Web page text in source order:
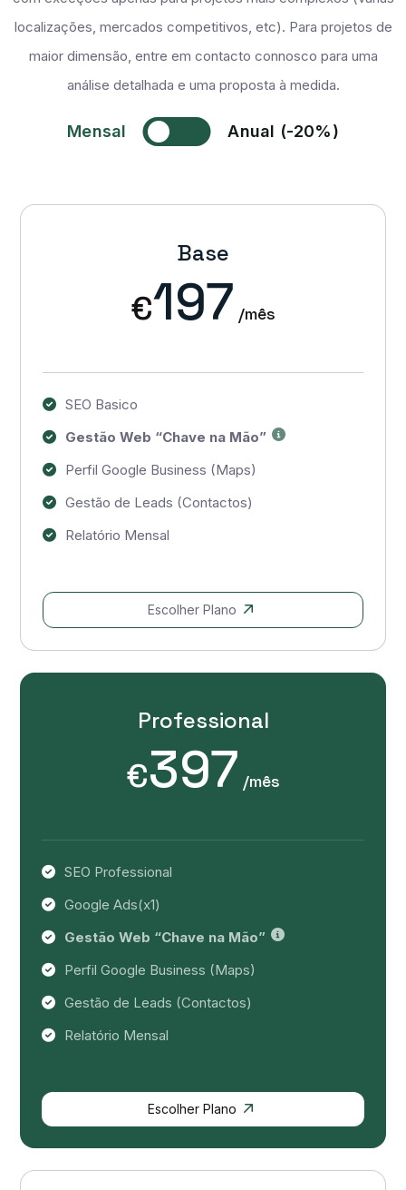
localizações, mercados competitivos, etc). Para projetos de
maior dimensão, entre em contacto connosco para uma
análise detalhada e uma proposta à medida.
Mensal Anual (-20%)
Base
€197 /mês
SEO Basico
Gestão Web “Chave na Mão”
Perfil Google Business (Maps)
Gestão de Leads (Contactos)
Relatório Mensal
Escolher Plano
Professional
€397 /mês
SEO Professional
Google Ads(x1)
Gestão Web “Chave na Mão”
Perfil Google Business (Maps)
Gestão de Leads (Contactos)
Relatório Mensal
Escolher Plano